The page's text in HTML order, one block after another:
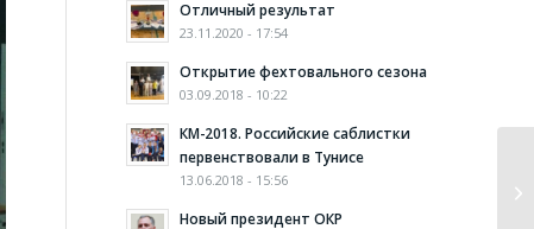
Отличный результат
23.11.2020 - 17:54
Открытие фехтовального сезона
03.09.2018 - 10:22
КМ-2018. Российские саблистки
первенствовали в Тунисе
13.06.2018 - 15:56
Новый президент ОКР